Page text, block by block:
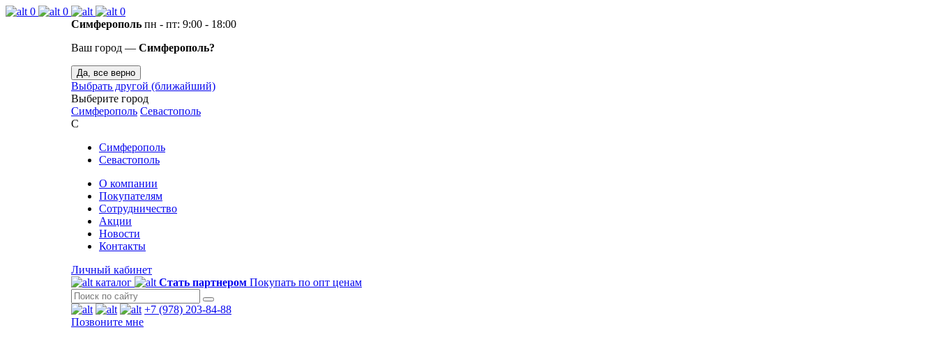
0 0
0
Симферополь пн - пт: 9:00 - 18:00
Ваш город — Симферополь?
Да, все верно
Выбрать другой (ближайший)
Выберите город
Симферополь Севастополь
С
Симферополь
Севастополь
О компании
Покупателям
Сотрудничество
Акции
Новости
Контакты
Личный кабинет
каталог
Стать партнером Покупать по опт ценам
+7 (978) 203-84-88
Позвоните мне